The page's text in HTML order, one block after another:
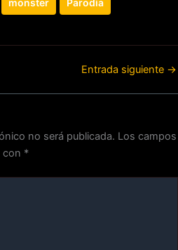
monster Parodia
Entrada siguiente →
no será publicada. Los campos
con *